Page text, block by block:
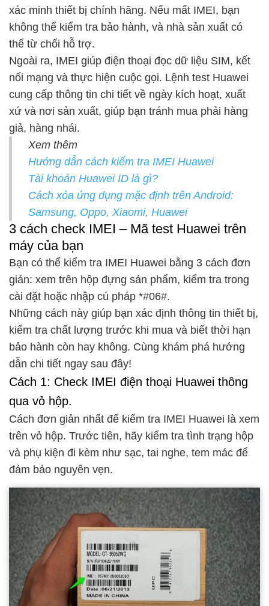
xác minh thiết bị chính hãng. Nếu mất IMEI, bạn
không thể kiểm tra bảo hành, và nhà sản xuất có
thể từ chối hỗ trợ.
Ngoài ra, IMEI giúp điện thoại đọc dữ liệu SIM, kết
nối mạng và thực hiện cuộc gọi. Lệnh test Huawei
cung cấp thông tin chi tiết về ngày kích hoạt, xuất
xứ và nơi sản xuất, giúp bạn tránh mua phải hàng
giả, hàng nhái.
Xem thêm
Hướng dẫn cách kiểm tra IMEI Huawei
Tài khoản Huawei ID là gì?
Cách xóa ứng dụng mặc định trên Android:
Samsung, Oppo, Xiaomi, Huawei
3 cách check IMEI – Mã test Huawei trên
máy của bạn
Bạn có thể kiểm tra IMEI Huawei bằng 3 cách đơn
giản: xem trên hộp đựng sản phẩm, kiểm tra trong
cài đặt hoặc nhập cú pháp *#06#.
Những cách này giúp bạn xác định thông tin thiết bị,
kiểm tra chất lượng trước khi mua và biết thời hạn
bảo hành còn hay không. Cùng khám phá hướng
dẫn chi tiết ngay sau đây!
Cách 1: Check IMEI điện thoại Huawei thông
qua vỏ hộp.
Cách đơn giản nhất để kiểm tra IMEI Huawei là xem
trên vỏ hộp. Trước tiên, hãy kiểm tra tình trạng hộp
và phụ kiện đi kèm như sạc, tai nghe, tem mác để
đảm bảo nguyên vẹn.